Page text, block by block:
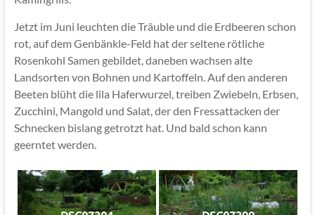
Jetzt im Juni leuchten die Träuble und die Erdbeeren schon
rot, auf dem Genbänkle-Feld hat der seltene rötliche
Rosenkohl Samen gebildet, daneben wachsen alte
Landsorten von Bohnen und Kartoffeln. Auf den anderen
Beeten blüht die lila Haferwurzel, treiben Zwiebeln, Erbsen,
Zucchini, Mangold und Salat, der den Fressattacken der
Schnecken bislang getrotzt hat. Und bald schon kann
geerntet werden.